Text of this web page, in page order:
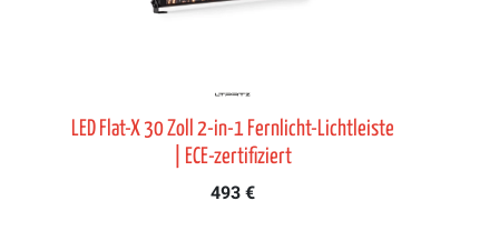
LED Flat-X 30 Zoll 2-in-1 Fernlicht-Lichtleiste
| ECE-zertifiziert
493 €